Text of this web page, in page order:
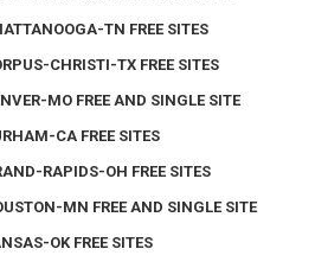
TN FREE SITES
CHRISTI-TX FREE SITES
MO FREE AND SINGLE SITE
CA FREE SITES
RAPIDS-OH FREE SITES
MN FREE AND SINGLE SITE
OK FREE SITES